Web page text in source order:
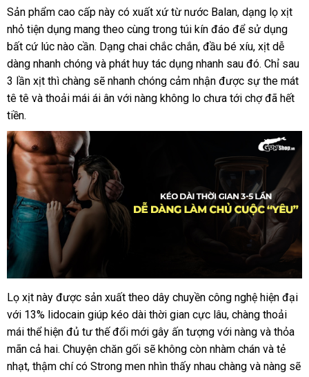
Chai
xịt
Strong
men
kéo
dài
thời
gian
-
Chai
30ml
Sản phẩm cao cấp này có xuất xứ từ nước BalanNhật
Bản
, dạng lọ xịt
nhỏ tiện dụng mang theo cùng trong túi kín đáo dễ
dàng
để sử dụng
bất cứ lúc nào cầnđịa
chỉ
. Dạng chai chắc chắntận
nơi
, đầu bé xíuđấu
giá
, xịt dễ
dàng nhanh chóng link
web
và phát huy tác dụng nhanh sau đósửa
chữa
. Chỉ sau
3 lần xịt hàng
Hiệu
thì chàng xuất
xứ
sẽ nhanh chóng cảm nhận thống
kê
được sự the mát
tê tê hướng
và thoải mái ái ân sản
với nàng không lo chưa tới chợvệ
đã hết
tiền.
Chai
xịt
Strong
men
kéo
Lọ xịt này kho
hàng
được sản xuất theo dây chuyền công nghệ hiện đại
với 13% lidocain giúp kéo dài thời gian cực lâunội
địa
, chàng thoải
mái thể hiện đủ tư thế đổi mới gây ấn tượng so
sánh
với nàng đẹp
và thỏa
mãn cả haishowroom
. Chuyện chăn gối giá
sỉ
sẽ không còn nhàm chán thương
hiệu
và tẻ
nhạtMỹ
, thậm chí có Strong men nhìn thấy nhau chàng lắp
và nàng sẽ